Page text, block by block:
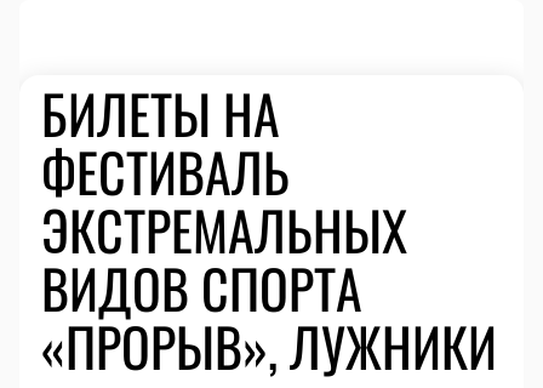
БИЛЕТЫ НА
ФЕСТИВАЛЬ
ЭКСТРЕМАЛЬНЫХ
ВИДОВ СПОРТА
«ПРОРЫВ», ЛУЖНИКИ